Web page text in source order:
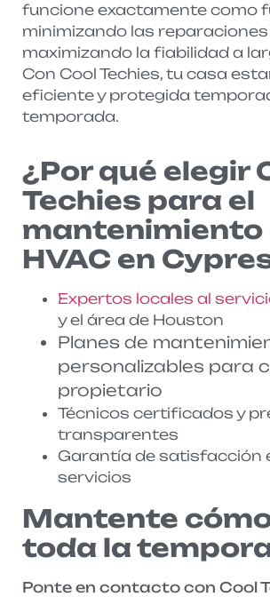
funcione exactamente como
minimizando las
maximizando la fiabilidad a
Con Cool Techies, tu casa
eficiente y protegida
temporada.
¿Por qué elegir
Techies para el
mantenimiento
HVAC en
Expertos locales al
y el área de Houston
Planes de
personalizables para
propietario
Técnicos certificados y
transparentes
Garantía de satisfacción
servicios
Mantente
toda la
Ponte en contacto con Cool